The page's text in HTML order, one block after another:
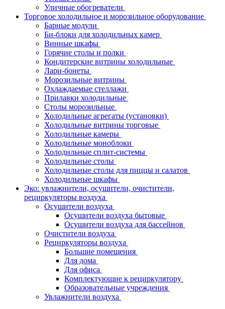
Уличные обогреватели
Торговое холодильное и морозильное оборудование
Барные модули
Би-блоки для холодильных камер
Винные шкафы
Горячие столы и полки
Кондитерские витрины холодильные
Лари-бонеты
Морозильные витрины
Охлаждаемые стеллажи
Прилавки холодильные
Столы морозильные
Холодильные агрегаты (установки)
Холодильные витрины торговые
Холодильные камеры
Холодильные моноблоки
Холодильные сплит-системы
Холодильные столы
Холодильные столы для пиццы и салатов
Холодильные шкафы
Эко: увлажнители, осушители, очистители,
рециркуляторы воздуха
Осушители воздуха
Осушители воздуха бытовые
Осушители воздуха для бассейнов
Очистители воздуха
Рециркуляторы воздуха
Большие помещения
Для дома
Для офиса
Комплектующие к рециркулятору
Образовательные учреждения
Увлажнители воздуха